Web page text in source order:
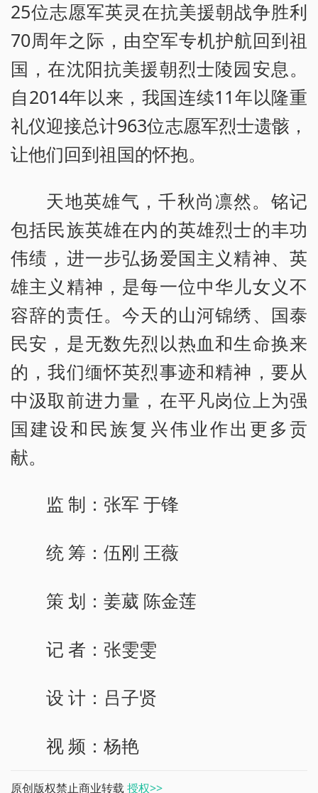
25位志愿军英灵在抗美援朝战争胜利
70周年之际，由空军专机护航回到祖
国，在沈阳抗美援朝烈士陵园安息。
自2014年以来，我国连续11年以隆重
礼仪迎接总计963位志愿军烈士遗骸，
让他们回到祖国的怀抱。
天地英雄气，千秋尚凛然。铭记
包括民族英雄在内的英雄烈士的丰功
伟绩，进一步弘扬爱国主义精神、英
雄主义精神，是每一位中华儿女义不
容辞的责任。今天的山河锦绣、国泰
民安，是无数先烈以热血和生命换来
的，我们缅怀英烈事迹和精神，要从
中汲取前进力量，在平凡岗位上为强
国建设和民族复兴伟业作出更多贡
献。
监 制：张军 于锋
统 筹：伍刚 王薇
策 划：姜葳 陈金莲
记 者：张雯雯
设 计：吕子贤
视 频：杨艳
原创版权禁止商业转载 授权>>